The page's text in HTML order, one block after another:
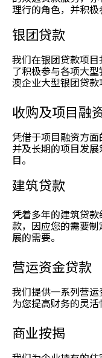
理行的角色，并积极
银团贷款
我们在银团贷款项
了积极参与各项大
澳企业大型银团贷款
收购及项目融
凭借于项目融资方
并及长期的项目发
目。
建筑贷款
凭着多年的建筑贷
款，因应您的需要
展的需要。
营运资金贷款
我们提供一系列营
为您提高财务的灵活
商业按揭